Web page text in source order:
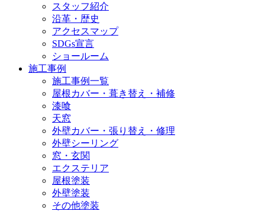
スタッフ紹介
沿革・歴史
アクセスマップ
SDGs宣言
ショールーム
施工事例
施工事例一覧
屋根カバー・葺き替え・補修
漆喰
天窓
外壁カバー・張り替え・修理
外壁シーリング
窓・玄関
エクステリア
屋根塗装
外壁塗装
その他塗装